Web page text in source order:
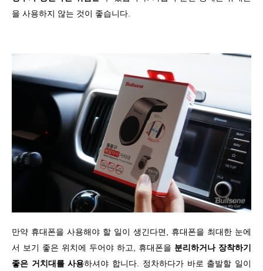
을 사용하지 않는 것이 좋습니다.
만약 휴대폰을 사용해야 할 일이 생긴다면, 휴대폰을 최대한 눈에
서 보기 좋은 위치에 두어야 하고, 휴대폰을 분리하거나 장착하기
좋은 거치대를 사용하셔야 합니다. 정차하다가 바로 출발할 일이